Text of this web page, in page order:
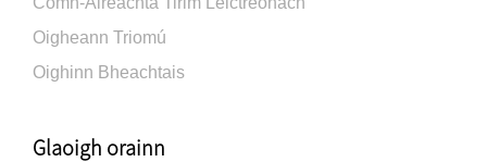
Oigheann Triomú
Oighinn Bheachtais
Glaoigh orainn